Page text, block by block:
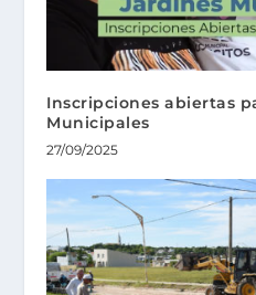
Inscripciones abiertas
Municipales
27/09/2025